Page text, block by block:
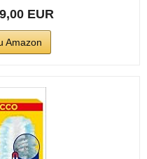
EUR
Amazon